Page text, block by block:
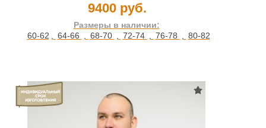
9400 руб.
Размеры в наличии:
60-62 , 64-66 , 68-70 , 72-74 , 76-78 , 80-82